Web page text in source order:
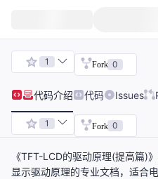
1 Fork 0
代码介绍 代码 Issues
1 Fork 0
《TFT-LCD的驱动原理(提高篇)
显示驱动原理的专业文档，适合